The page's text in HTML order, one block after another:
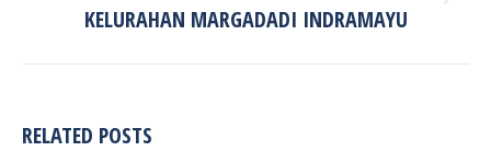
post:
KELURAHAN MARGADADI INDRAMAYU
RELATED POSTS